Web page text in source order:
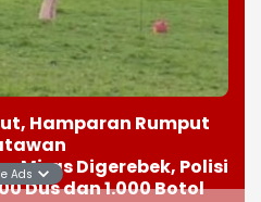
Hamparan Rumput
Miras Digerebek, Polisi
Dus dan 1.000 Botol
Ads